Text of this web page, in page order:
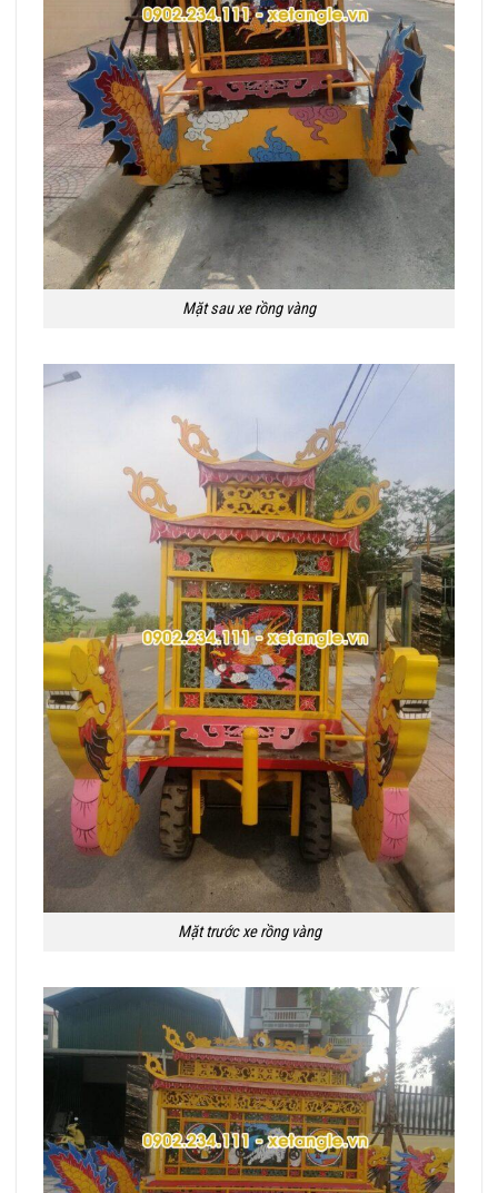
Mặt sau xe rồng vàng
Mặt trước xe rồng vàng